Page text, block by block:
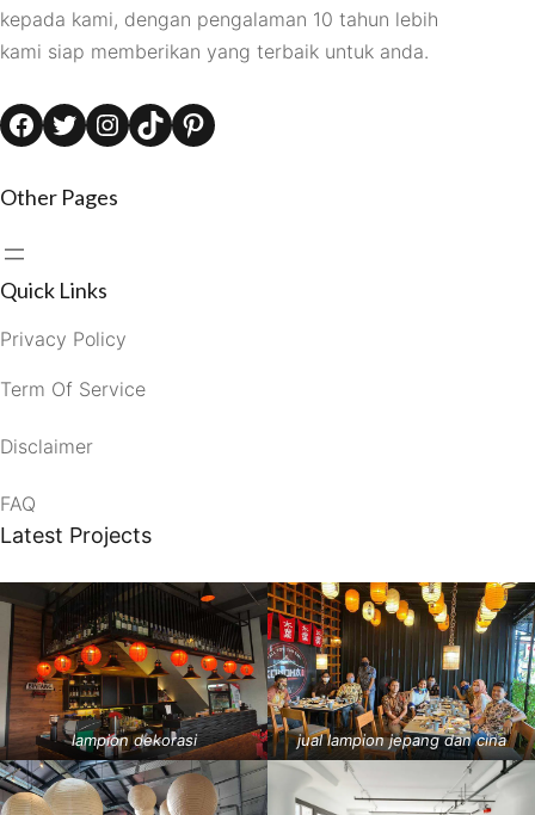
kepada kami, dengan pengalaman 10 tahun lebih
kami siap memberikan yang terbaik untuk anda.
Facebook Twitter Instagram TikTok Pinterest
Other Pages
Quick Links
Privacy Policy
Term Of Service
Disclaimer
FAQ
Latest Projects
lampion dekorasi jual lampion jepang dan cina